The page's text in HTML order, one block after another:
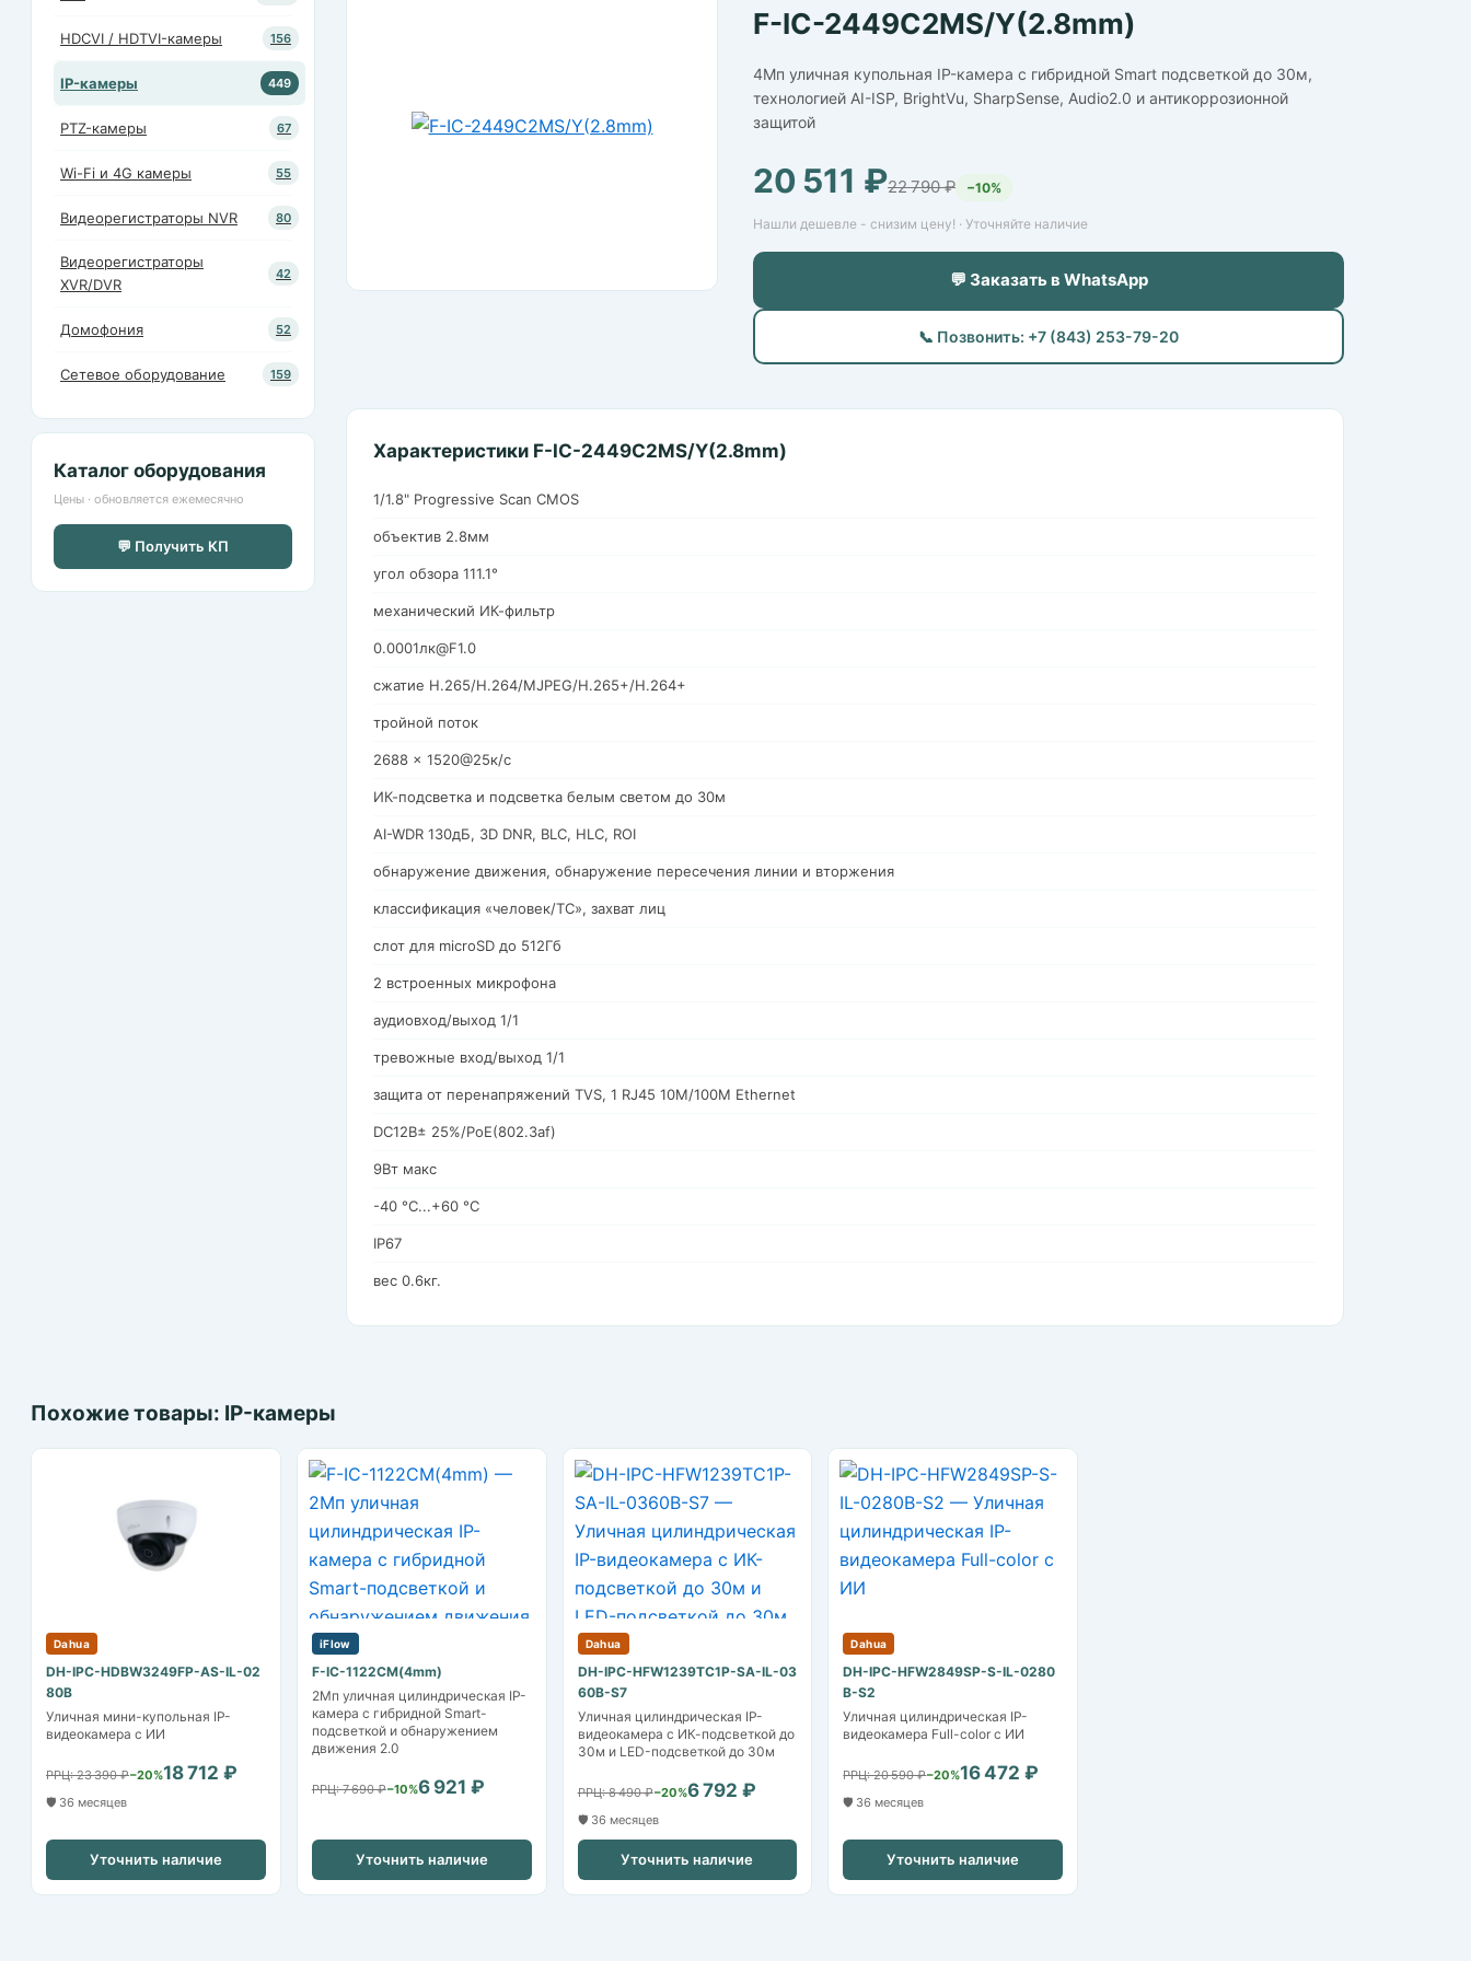
HDCVI / HDTVI-камеры 156
IP-камеры 449
PTZ-камеры 67
Wi-Fi и 4G камеры 55
Видеорегистраторы NVR 80
Видеорегистраторы
XVR/DVR
42
Домофония 52
Сетевое оборудование 159
Каталог оборудования
Цены · обновляется ежемесячно
💬 Получить КП
F-IC-2449C2MS/Y(2.8mm)
4Мп уличная купольная IP-камера с гибридной Smart подсветкой до 30м,
технологией AI-ISP, BrightVu, SharpSense, Audio2.0 и антикоррозионной
защитой
20 511 ₽22 790 ₽ −10%
Нашли дешевле - снизим цену! · Уточняйте наличие
💬 Заказать в WhatsApp
📞 Позвонить: +7 (843) 253-79-20
Характеристики F-IC-2449C2MS/Y(2.8mm)
1/1.8" Progressive Scan CMOS
объектив 2.8мм
угол обзора 111.1°
механический ИК-фильтр
0.0001лк@F1.0
сжатие H.265/H.264/MJPEG/H.265+/H.264+
тройной поток
2688 × 1520@25к/с
ИК-подсветка и подсветка белым светом до 30м
AI-WDR 130дБ, 3D DNR, BLC, HLC, ROI
обнаружение движения, обнаружение пересечения линии и вторжения
классификация «человек/ТС», захват лиц
слот для microSD до 512Гб
2 встроенных микрофона
аудиовход/выход 1/1
тревожные вход/выход 1/1
защита от перенапряжений TVS, 1 RJ45 10M/100M Ethernet
DC12В± 25%/PoE(802.3af)
9Вт макс
-40 °C...+60 °C
IP67
вес 0.6кг.
Похожие товары: IP-камеры
Dahua
DH-IPC-HDBW3249FP-AS-IL-02
80B
Уличная мини-купольная IP-
видеокамера с ИИ
РРЦ: 23 390 ₽−20%18 712 ₽
🛡️ 36 месяцев
Уточнить наличие
iFlow
F-IC-1122CM(4mm)
2Мп уличная цилиндрическая IP-
камера с гибридной Smart-
подсветкой и обнаружением
движения 2.0
РРЦ: 7 690 ₽−10%6 921 ₽
Уточнить наличие
Dahua
DH-IPC-HFW1239TC1P-SA-IL-03
60B-S7
Уличная цилиндрическая IP-
видеокамера с ИК-подсветкой до
30м и LED-подсветкой до 30м
РРЦ: 8 490 ₽−20%6 792 ₽
🛡️ 36 месяцев
Уточнить наличие
Dahua
DH-IPC-HFW2849SP-S-IL-0280
B-S2
Уличная цилиндрическая IP-
видеокамера Full-color с ИИ
РРЦ: 20 590 ₽−20%16 472 ₽
🛡️ 36 месяцев
Уточнить наличие